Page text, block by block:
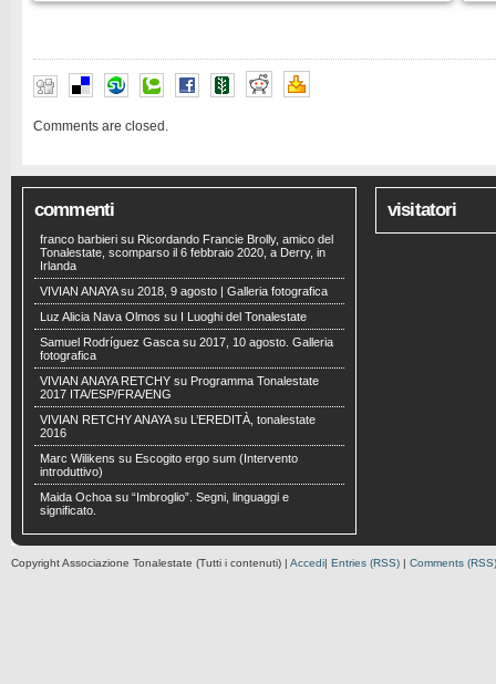
Comments are closed.
commenti
franco barbieri su Ricordando Francie Brolly, amico del
Tonalestate, scomparso il 6 febbraio 2020, a Derry, in
Irlanda
VIVIAN ANAYAsu 2018, 9 agosto | Galleria fotografica
Luz Alicia Nava Olmos su I Luoghi del Tonalestate
Samuel Rodríguez Gasca su 2017, 10 agosto. Galleria
fotografica
VIVIAN ANAYA RETCHY su Programma Tonalestate
2017 ITA/ESP/FRA/ENG
VIVIAN RETCHY ANAYAsu L’EREDITÀ, tonalestate
2016
Marc Wilikens su Escogito ergo sum (Intervento
introduttivo)
Maida Ochoa su “Imbroglio”. Segni, linguaggi e
significato.
visitatori
Copyright Associazione Tonalestate (Tutti i contenuti) | Accedi| Entries (RSS) | Comments (RSS)